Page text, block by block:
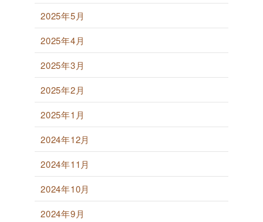
2025年5月
2025年4月
2025年3月
2025年2月
2025年1月
2024年12月
2024年11月
2024年10月
2024年9月